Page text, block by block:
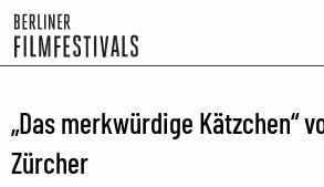
„Das merkwürdige Kätzchen“
Zürcher